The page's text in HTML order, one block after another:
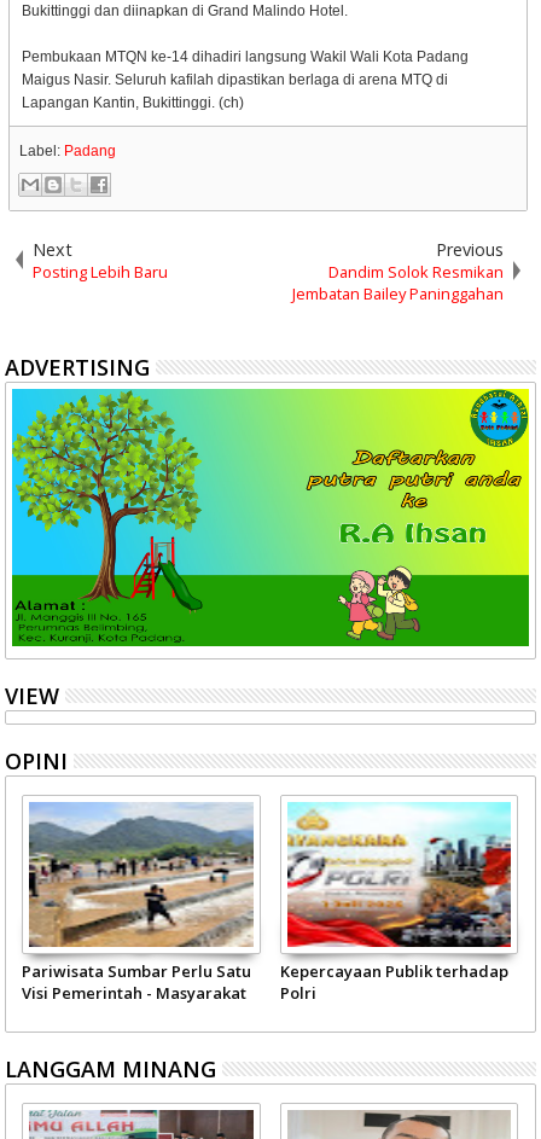
Bukittinggi dan diinapkan di Grand Malindo Hotel.
Pembukaan MTQN ke-14 dihadiri langsung Wakil Wali Kota Padang
Maigus Nasir. Seluruh kafilah dipastikan berlaga di arena MTQ di
Lapangan Kantin, Bukittinggi. (ch)
Label: Padang
Next
Posting Lebih Baru
Previous
Dandim Solok Resmikan
Jembatan Bailey Paninggahan
ADVERTISING
VIEW
OPINI
Pariwisata Sumbar Perlu Satu
Visi Pemerintah - Masyarakat
Kepercayaan Publik terhadap
Polri
LANGGAM MINANG